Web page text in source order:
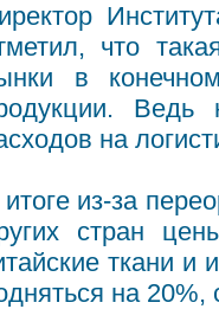
что
в
Ведь
на
из-за
стран
ткани и
на 20%,